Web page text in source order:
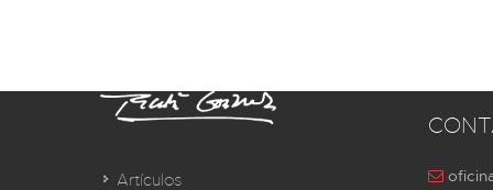
Artículos